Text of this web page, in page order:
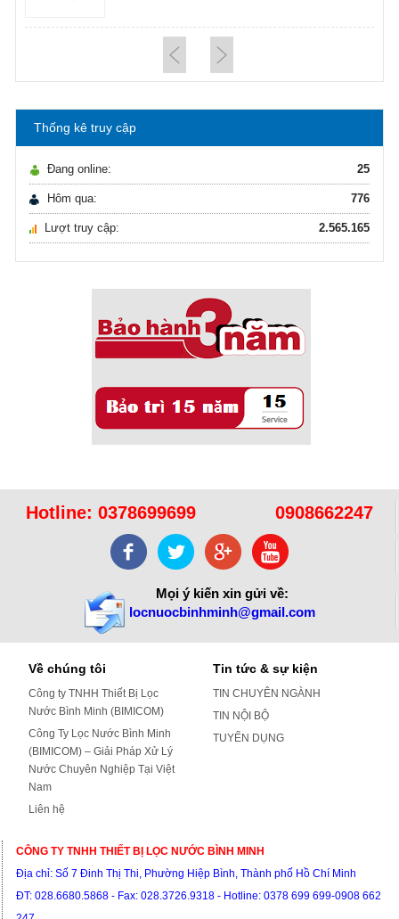
Hướng dẫn lựa chọn máy lọc nước Gia ...
21/10/2021
Hướng dẫn lựa chọn máy lọc nước Gia ...
Ô nhiễm nguồn nước và vấn đề sức khỏe
Sử dụng năng lượng mặt trời để xử lý ...
Sử dụng năng lượng mặt trời để xử lý ...
Thống kê truy cập
Đang online: 25
Hôm qua: 776
Lượt truy cập: 2.565.165
Hotline: 0378699699 0908662247
Mọi ý kiến xin gửi về:
locnuocbinhminh@gmail.com
Về chúng tôi
Công ty TNHH Thiết Bị Lọc
Nước Bình Minh (BIMICOM)
Công Ty Lọc Nước Bình Minh
(BIMICOM) – Giải Pháp Xử Lý
Nước Chuyên Nghiệp Tại Việt
Nam
Liên hệ
Tin tức & sự kiện
TIN CHUYÊN NGÀNH
TIN NỘI BỘ
TUYỂN DỤNG
CÔNG TY TNHH THIẾT BỊ LỌC NƯỚC BÌNH MINH
Địa chỉ: Số 7 Đinh Thị Thi, Phường Hiệp Bình, Thành phố Hồ Chí Minh
ĐT: 028.6680.5868 - Fax: 028.3726.9318 - Hotline: 0378 699 699-0908 662